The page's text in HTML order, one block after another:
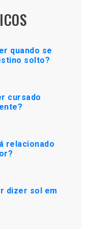
quando se
solto?
cursado
relacionado
dizer sol em